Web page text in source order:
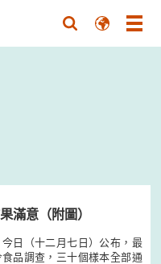
滿意（附圖）
日（十二月七日）公布，最
品調查，三十個樣本全部通